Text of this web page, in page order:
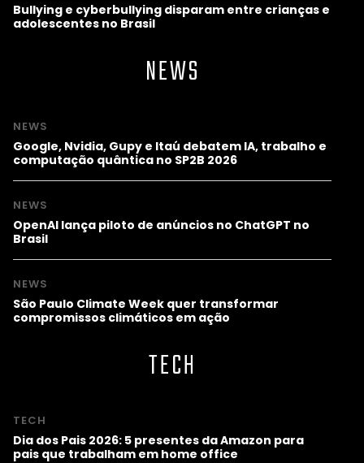
Bullying e cyberbullying disparam entre crianças e
adolescentes no Brasil
NEWS
NEWS
Google, Nvidia, Gupy e Itaú debatem IA, trabalho e
computação quântica no SP2B 2026
NEWS
OpenAI lança piloto de anúncios no ChatGPT no
Brasil
NEWS
São Paulo Climate Week quer transformar
compromissos climáticos em ação
TECH
TECH
Dia dos Pais 2026: 5 presentes da Amazon para
pais que trabalham em home office